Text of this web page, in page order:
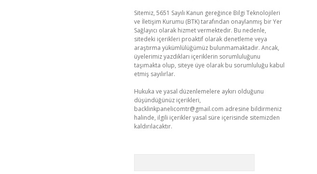
Sitemiz, 5651 Sayılı Kanun gereğince Bilgi Teknolojileri
ve İletişim Kurumu (BTK) tarafından onaylanmış bir Yer
Sağlayıcı olarak hizmet vermektedir. Bu nedenle,
sitedeki içerikleri proaktif olarak denetleme veya
araştırma yükümlülüğümüz bulunmamaktadır. Ancak,
üyelerimiz yazdıkları içeriklerin sorumluluğunu
taşımakta olup, siteye üye olarak bu sorumluluğu kabul
etmiş sayılırlar.
Hukuka ve yasal düzenlemelere aykırı olduğunu
düşündüğünüz içerikleri,
backlinkpanelicomtr@gmail.com adresine bildirmeniz
halinde, ilgili içerikler yasal süre içerisinde sitemizden
kaldırılacaktır.